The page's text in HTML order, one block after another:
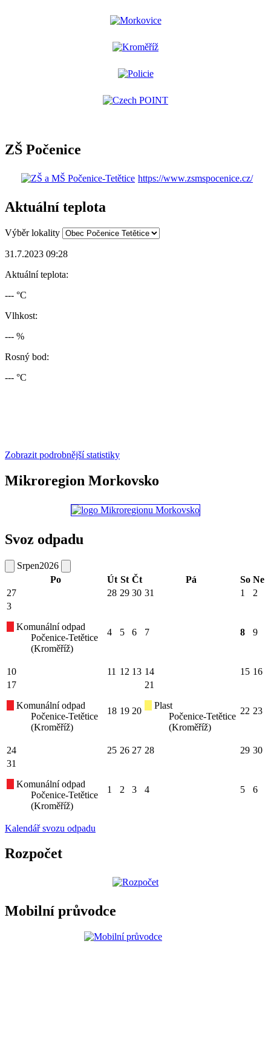
ZŠ Počenice
https://www.zsmspocenice.cz/
Aktuální teplota
Výběr lokality
31.7.2023 09:28
Aktuální teplota:
--- °C
Vlhkost:
--- %
Rosný bod:
--- °C
Zobrazit podrobnější statistiky
Mikroregion Morkovsko
Svoz odpadu
Srpen2026
Po
Út St Čt Pá So Ne
27
28 29 30 31 1
2
3
Komunální odpad
Počenice-Tetětice
(Kroměříž)
4 5 6 7 8 9
10 11 12 13 14 15 16
17
Komunální odpad
Počenice-Tetětice
(Kroměříž)
18 19 20
21
Plast
Počenice-Tetětice
(Kroměříž)
22 23
24 25 26 27 28 29 30
31
Komunální odpad
Počenice-Tetětice
(Kroměříž)
1 2 3 4 5 6
Kalendář svozu odpadu
Rozpočet
Mobilní průvodce